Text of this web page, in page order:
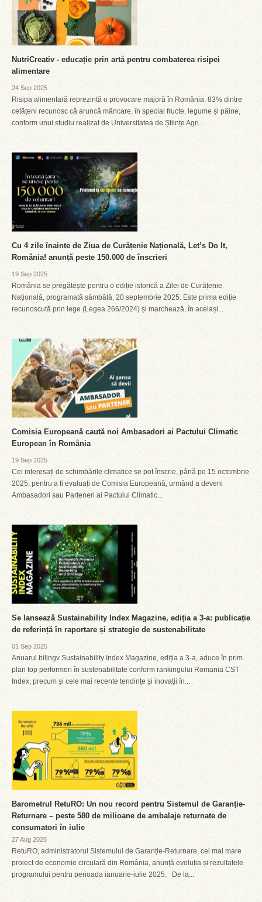
NutriCreativ - educație prin artă pentru combaterea risipei
alimentare
24 Sep 2025
Risipa alimentară reprezintă o provocare majoră în România: 83% dintre
cetățeni recunosc că aruncă mâncare, în special fructe, legume și pâine,
conform unui studiu realizat de Universitatea de Științe Agri...
Cu 4 zile înainte de Ziua de Curățenie Națională, Let’s Do It,
România! anunță peste 150.000 de înscrieri
19 Sep 2025
România se pregătește pentru o ediție istorică a Zilei de Curățenie
Națională, programată sâmbătă, 20 septembrie 2025. Este prima ediție
recunoscută prin lege (Legea 266/2024) și marchează, în același...
Comisia Europeană caută noi Ambasadori ai Pactului Climatic
European în România
19 Sep 2025
Cei interesați de schimbările climatice se pot înscrie, până pe 15 octombrie
2025, pentru a fi evaluați de Comisia Europeană, urmând a deveni
Ambasadori sau Parteneri ai Pactului Climatic...
Se lansează Sustainability Index Magazine, ediția a 3-a: publicație
de referință în raportare și strategie de sustenabilitate
01 Sep 2025
Anuarul bilingv Sustainability Index Magazine, ediția a 3-a, aduce în prim
plan top performeri în sustenabilitate conform rankingului Romania CST
Index, precum și cele mai recente tendințe și inovații în...
Barometrul RetuRO: Un nou record pentru Sistemul de Garanție-
Returnare – peste 580 de milioane de ambalaje returnate de
consumatori în iulie
27 Aug 2025
RetuRO, administratorul Sistemului de Garanție-Returnare, cel mai mare
proiect de economie circulară din România, anunță evoluția și rezultatele
programului pentru perioada ianuarie-iulie 2025. De la...